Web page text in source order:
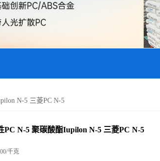
N-5 三菱PC N-5
PC N-5 聚碳酸酯Iupilon N-5 三菱PC N-5
千克